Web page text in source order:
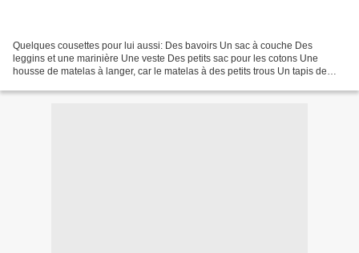
Quelques cousettes pour lui aussi: Des bavoirs Un sac à couche Des
leggins et une marinière Une veste Des petits sac pour les cotons Une
housse de matelas à langer, car le matelas à des petits trous Un tapis de